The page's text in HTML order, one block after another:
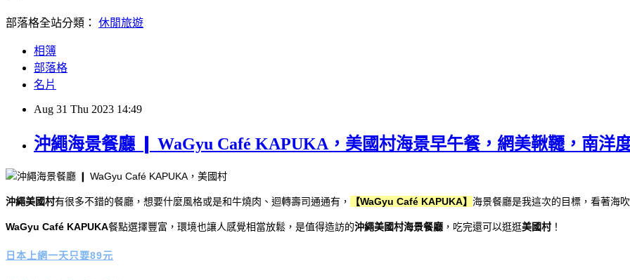
部落格全站分類： 休閒旅遊
相簿
部落格
名片
Aug 31 Thu 2023 14:49
沖繩海景餐廳 ❙ WaGyu Café KAPUKA，美國村海景早午餐，網美鞦韆，南洋
沖繩美國村有很多不錯的餐廳，想要什麼風格或是和牛燒肉、迴轉壽司通通有， 【WaGyu Café KAPUKA】 海景餐廳是我這次的目標，看著海
WaGyu Café KAPUKA餐點選擇豐富，環境也讓人感覺相當放鬆，是值得造訪的沖繩美國村海景餐廳 ，吃完還可以逛逛美國村 ！
日本上網一天只要89元